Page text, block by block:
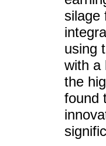
silage
using
with a
the
found